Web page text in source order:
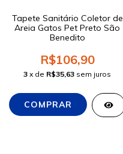
Tapete Sanitário Coletor de
Areia Gatos Pet Preto São
Benedito
R$106,90
3 x de R$35,63 sem juros